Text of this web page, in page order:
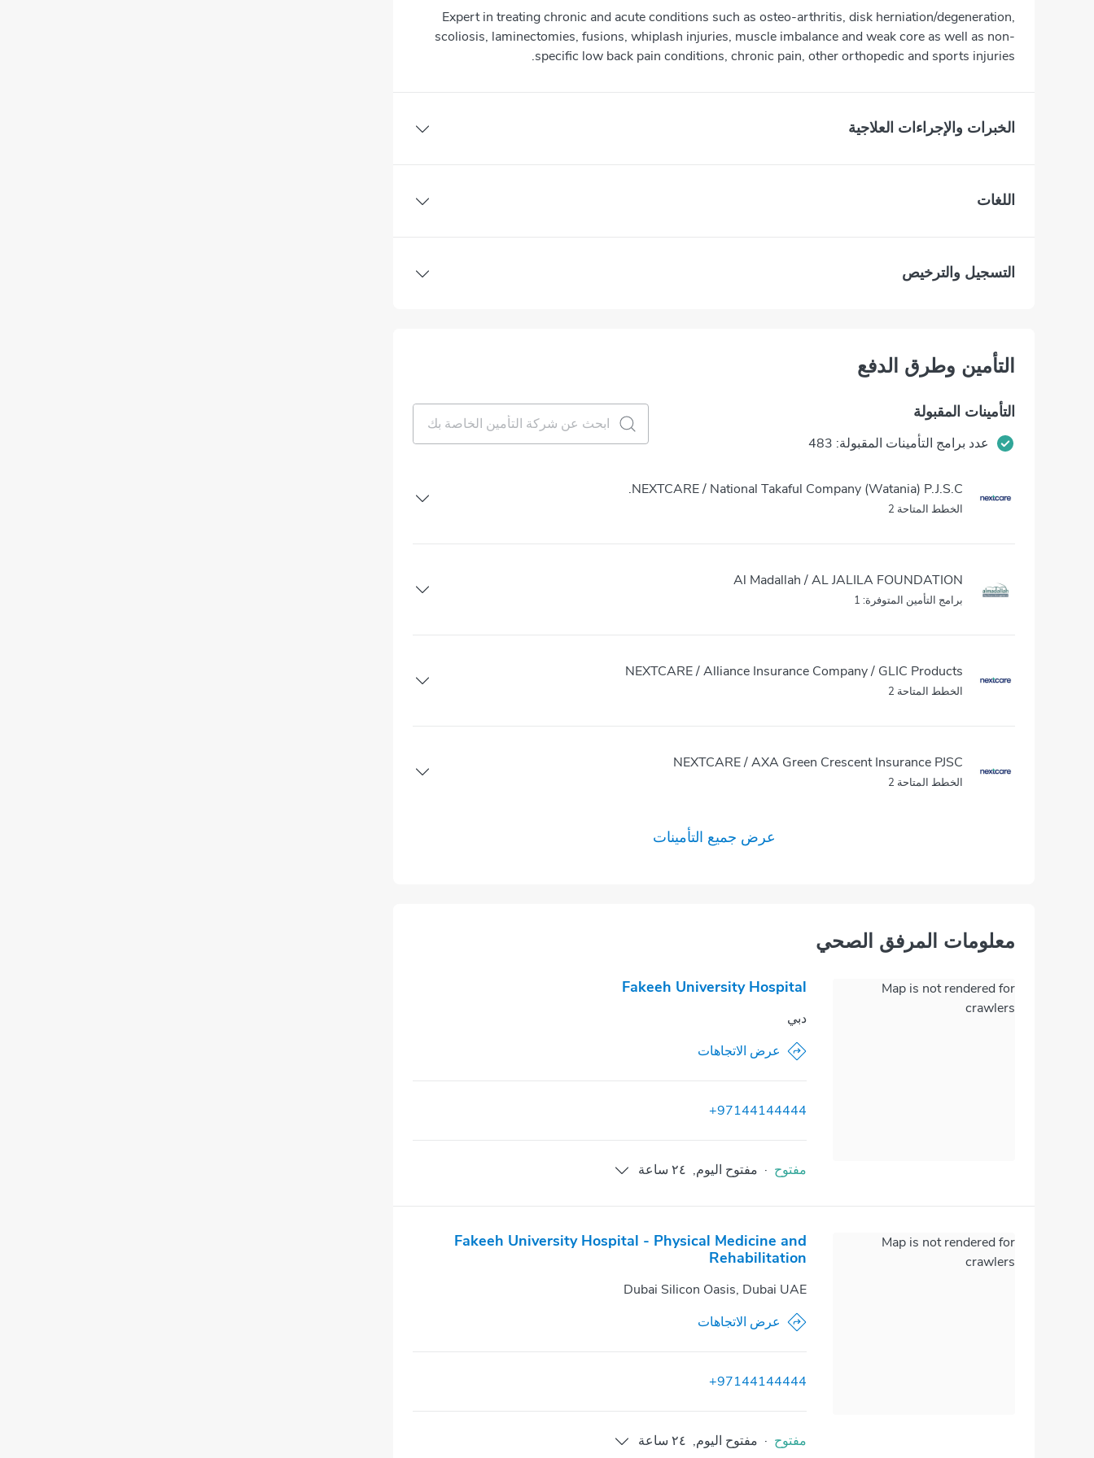
Expert in treating chronic and acute conditions such as osteo-arthritis, disk herniation/degeneration,
scoliosis, laminectomies, fusions, whiplash injuries, muscle imbalance and weak core as well as non-
specific low back pain conditions, chronic pain, other orthopedic and sports injuries.
الخبرات والإجراءات العلاجية
اللغات
التسجيل والترخيص
التأمين وطرق الدفع
التأمينات المقبولة
عدد برامج التأمينات المقبولة: 483
NEXTCARE / National Takaful Company (Watania) P.J.S.C.
الخطط المتاحة 2
Al Madallah / AL JALILA FOUNDATION
برامج التأمين المتوفرة: 1
NEXTCARE / Alliance Insurance Company / GLIC Products
الخطط المتاحة 2
NEXTCARE / AXA Green Crescent Insurance PJSC
الخطط المتاحة 2
عرض جميع التأمينات
معلومات المرفق الصحي
Map is not rendered for
crawlers
Fakeeh University Hospital
دبي
عرض الاتجاهات
+97144144444
مفتوح · مفتوح اليوم, ٢٤ ساعة
Map is not rendered for
crawlers
Fakeeh University Hospital - Physical Medicine and
Rehabilitation
Dubai Silicon Oasis, Dubai UAE
عرض الاتجاهات
+97144144444
مفتوح · مفتوح اليوم, ٢٤ ساعة